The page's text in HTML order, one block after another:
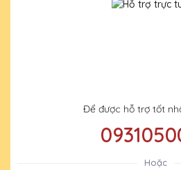
Để được hỗ trợ tốt
Hoặc